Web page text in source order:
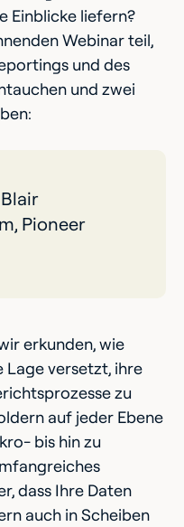
Einblicke liefern?
Webinar teil,
und des
und zwei
Pioneer
erkunden, wie
Lage versetzt, ihre
zu
auf jeder Ebene
bis hin zu
dass Ihre Daten
auch in Scheiben